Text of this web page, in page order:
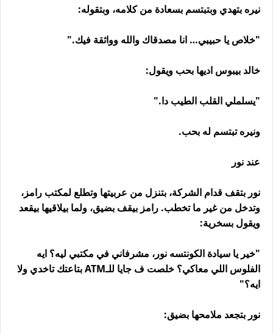
نيره بتهدي وبتبتسم بسعادة من كلامه، وبتقوله:
"خلاص يا حبيبي… انا مصدقاك والله وواثقة فيك."
خالد بيبوس اديها بحب ويقول:
"يسلملي القلب الطيب دا."
ونيره تبتسم له بحب.
عند نور
نور بتقف قدام الشركة، بتنزل من عربيتها وتطلع لمكتب رامز،
وتدخل من غير ما تخطب. رامز بيقف بضيق، ولما بيلاقيها بيقعد
ويقول بسخرية:
"خير يا سيادة الكونتسه نور، مشرفاني في مكتبي ليه؟ ايه
الفلوس اللي معاكي؟ خلصت ف جايا للـATM بتاعتك تاخدي ولا
ايه؟"
نور بتجعد ملامحها بضيق: